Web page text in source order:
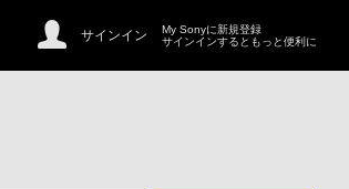
サインイン
My Sonyに新規登録
サインインするともっと便利に